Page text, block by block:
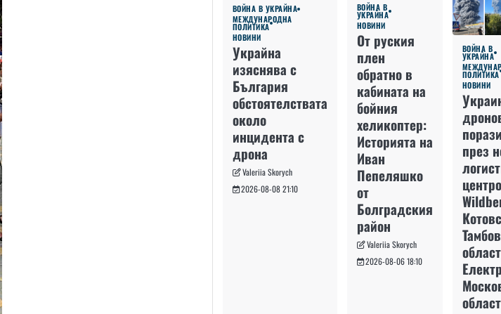
ВОЙНА В УКРАЙНА
МЕЖДУНАРОДНА
ПОЛИТИКА
НОВИНИ
Украйна
изяснява с
България
обстоятелствата
около
инцидента с
дрона
Valeriia Skorych
2026-08-08 21:10
ВОЙНА В
УКРАЙНА
НОВИНИ
От руския
плен
обратно в
кабината на
бойния
хеликоптер:
Историята на
Иван
Пепеляшко
от
Болградския
район
Valeriia Skorych
2026-08-06 18:10
ВОЙНА В
УКРАЙНА
ПОЛИТИКА
НОВИНИ
през
област